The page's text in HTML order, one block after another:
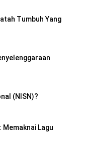
Tumbuh Yang
(NISN)?
Memaknai Lagu